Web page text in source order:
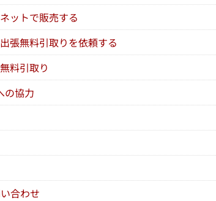
ットで販売する
張無料引取りを依頼する
料引取り
の協力
合わせ